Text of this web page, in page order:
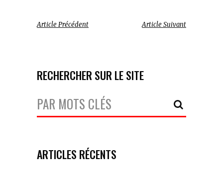
Article Précédent Article Suivant
RECHERCHER SUR LE SITE
Votre
Recherche:
ARTICLES RÉCENTS